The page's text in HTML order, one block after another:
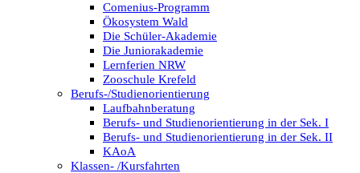
Comenius-Programm
Ökosystem Wald
Die Schüler-Akademie
Die Juniorakademie
Lernferien NRW
Zooschule Krefeld
Berufs-/Studienorientierung
Laufbahnberatung
Berufs- und Studienorientierung in der Sek. I
Berufs- und Studienorientierung in der Sek. II
KAoA
Klassen- /Kursfahrten